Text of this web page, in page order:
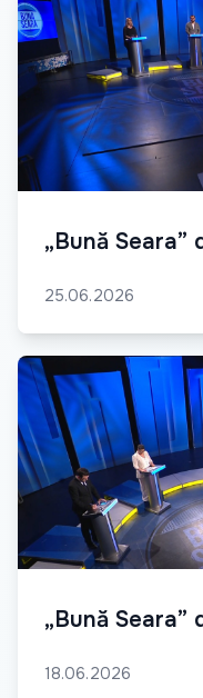
„Bună
25.06.2026
„Bună Seara”
18.06.2026